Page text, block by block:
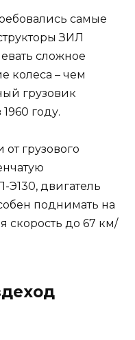
самые
ЗИЛ
сложное
колеса – чем
грузовик
году.
грузового
двигатель
поднимать на
скорость до 67 км/